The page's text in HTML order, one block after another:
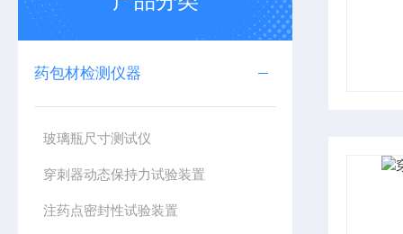
药包材检测仪器
玻璃瓶尺寸测试仪
穿刺器动态保持力试验装置
注药点密封性试验装置